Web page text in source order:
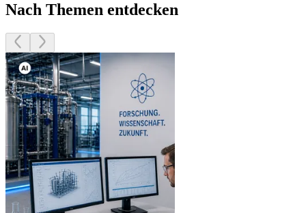
Nach Themen entdecken